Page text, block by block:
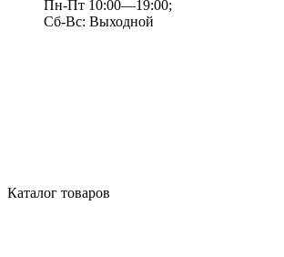
Пн-Пт 10:00—19:00;
Сб-Вс: Выходной
Каталог товаров